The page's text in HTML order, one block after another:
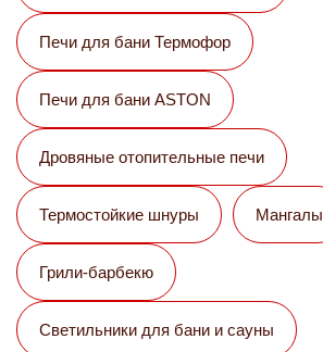
Печи для бани Термофор
Печи для бани ASTON
Дровяные отопительные печи
Термостойкие шнуры Мангалы
Грили-барбекю
Светильники для бани и сауны